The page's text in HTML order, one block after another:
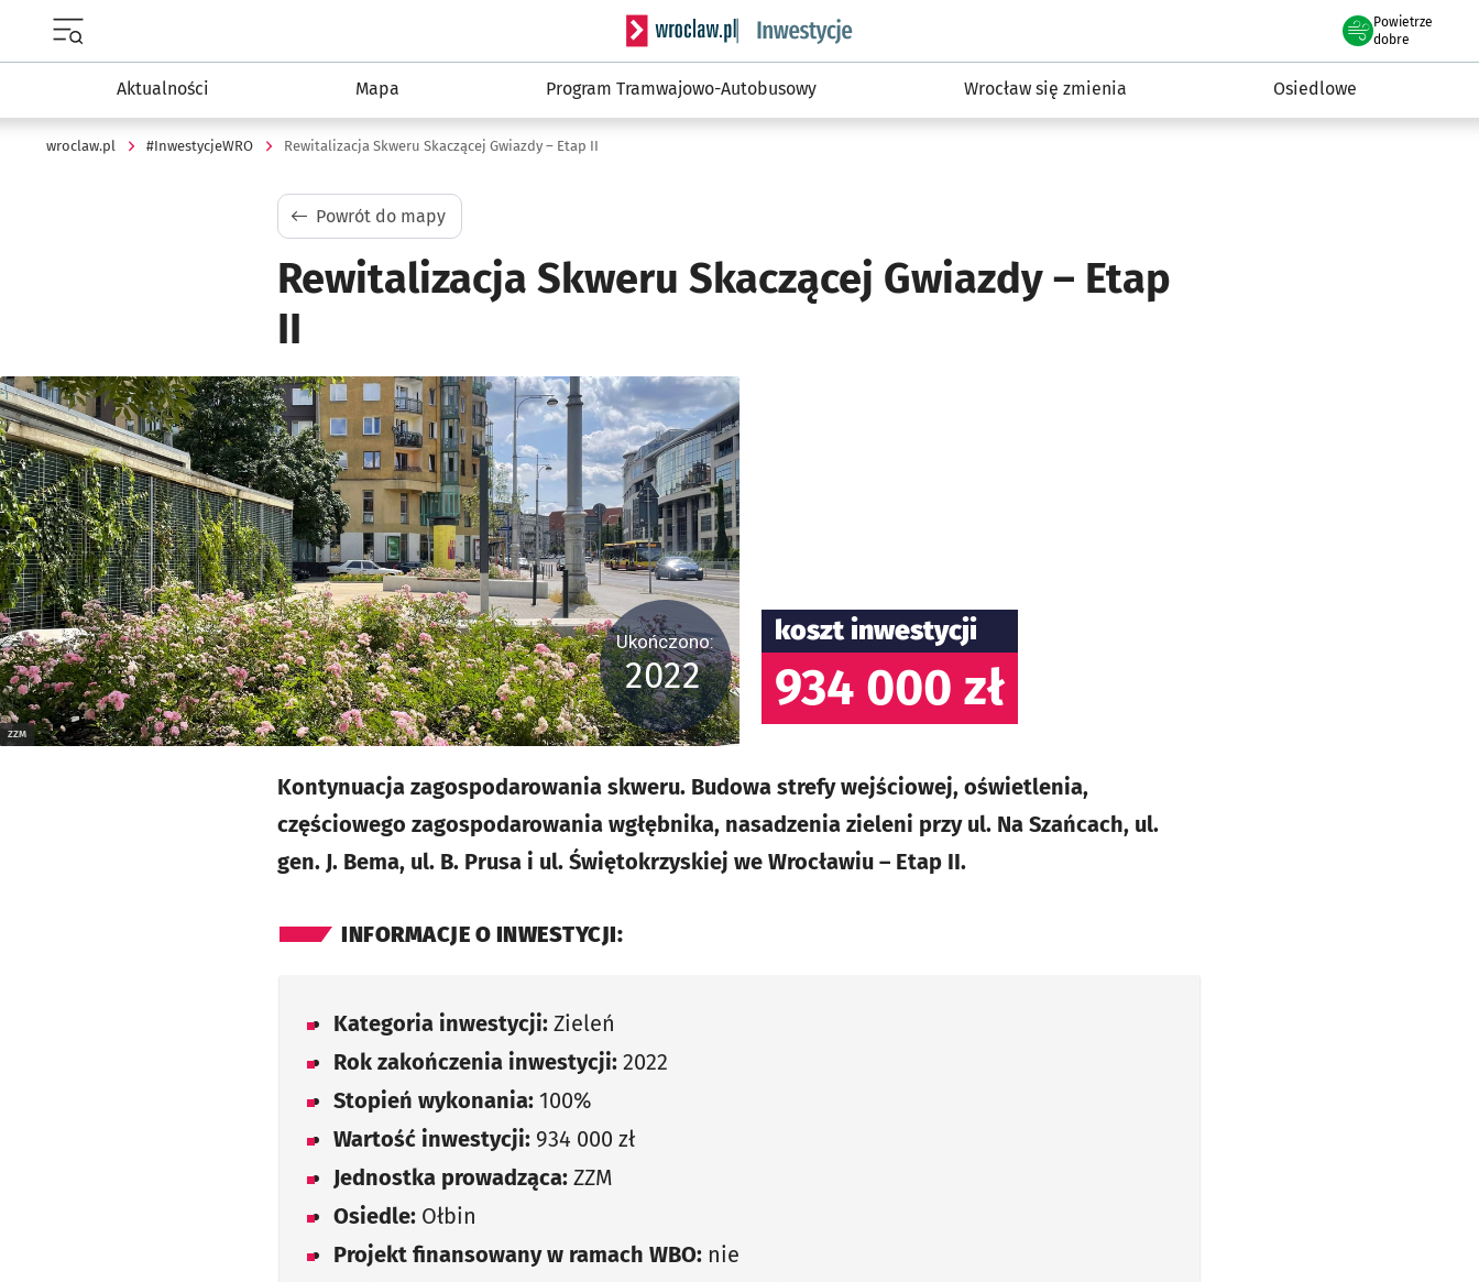
Serwis informacyjny wroclaw.pl podserwis: #InwestycjeWRO - miejskie inwestycje 2019-2032
Powietrze
we Wrocławiu
dobre
Aktualności Mapa Program Tramwajowo-Autobusowy Wrocław się zmienia Osiedlowe
wroclaw.pl #InwestycjeWRO Rewitalizacja Skweru Skaczącej Gwiazdy – Etap II
Powrót do mapy
Rewitalizacja Skweru Skaczącej Gwiazdy – Etap
II
Kliknij, aby powiększyć
ZZM
Ukończono:
2022
koszt inwestycji
934 000 zł
Kontynuacja zagospodarowania skweru. Budowa strefy wejściowej, oświetlenia,
częściowego zagospodarowania wgłębnika, nasadzenia zieleni przy ul. Na Szańcach, ul.
gen. J. Bema, ul. B. Prusa i ul. Świętokrzyskiej we Wrocławiu – Etap II.
INFORMACJE O INWESTYCJI:
Kategoria inwestycji: Zieleń
Rok zakończenia inwestycji: 2022
Stopień wykonania: 100%
Wartość inwestycji: 934 000 zł
Jednostka prowadząca: ZZM
Osiedle: Ołbin
Projekt finansowany w ramach WBO: nie